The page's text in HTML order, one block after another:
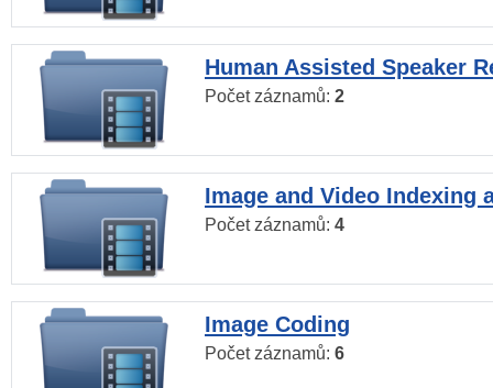
Human Assisted Speaker
Počet záznamů: 2
Image and Video Indexing
Počet záznamů: 4
Image Coding
Počet záznamů: 6